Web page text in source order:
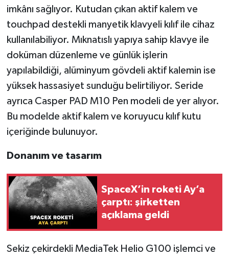
imkânı sağlıyor. Kutudan çıkan aktif kalem ve
touchpad destekli manyetik klavyeli kılıf ile cihaz
kullanılabiliyor. Mıknatıslı yapıya sahip klavye ile
doküman düzenleme ve günlük işlerin
yapılabildiği, alüminyum gövdeli aktif kalemin ise
yüksek hassasiyet sunduğu belirtiliyor. Seride
ayrıca Casper PAD M10 Pen modeli de yer alıyor.
Bu modelde aktif kalem ve koruyucu kılıf kutu
içeriğinde bulunuyor.
Donanım ve tasarım
SpaceX’in roketi Ay’a
çarptı: şirketten
açıklama geldi
Sekiz çekirdekli MediaTek Helio G100 işlemci ve